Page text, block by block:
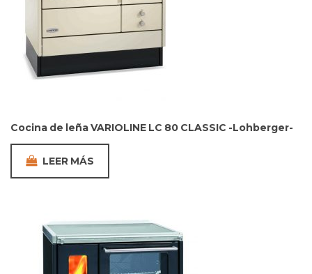
Cocina de leña VARIOLINE LC 80 CLASSIC -Lohberger-
LEER MÁS